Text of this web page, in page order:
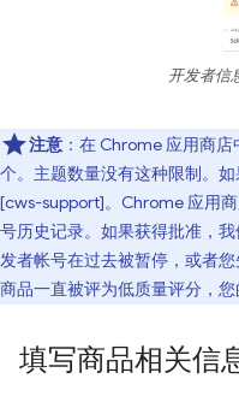
开发者信
注意 ：在 Chrome 应用商
个。主题数量没有这种限制。
[cws-support]。Chrome 应用
号历史记录。如果获得批准，
发者帐号在过去被暂停，或者
商品一直被评为低质量评分，您
填写商品相关信